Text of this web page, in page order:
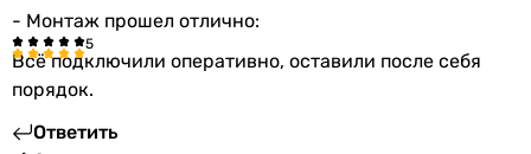
- Монтаж прошел отлично:
Всё подключили оперативно, оставили после себя
порядок.
Ответить